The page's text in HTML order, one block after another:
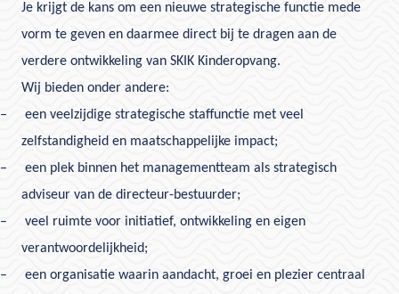
Je krijgt de kans om een nieuwe strategische functie mede
vorm te geven en daarmee direct bij te dragen aan de
verdere ontwikkeling van SKIK Kinderopvang.
Wij bieden onder andere:
–
een veelzijdige strategische staffunctie met veel
zelfstandigheid en maatschappelijke impact;
–
een plek binnen het managementteam als strategisch
adviseur van de directeur-bestuurder;
–
veel ruimte voor initiatief, ontwikkeling en eigen
verantwoordelijkheid;
–
een organisatie waarin aandacht, groei en plezier centraal